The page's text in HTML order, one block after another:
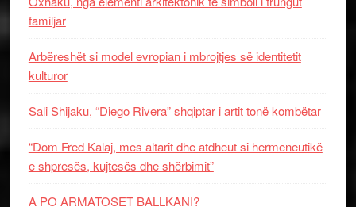
familjar
Arbëreshët si model evropian i mbrojtjes së identitetit
kulturor
Sali Shijaku, “Diego Rivera” shqiptar i artit tonë kombëtar
“Dom Fred Kalaj, mes altarit dhe atdheut si hermeneutikë
e shpresës, kujtesës dhe shërbimit”
A PO ARMATOSET BALLKANI?